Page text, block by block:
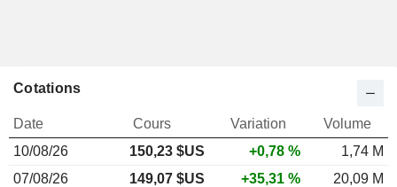
Cotations
Date Cours Variation
Volume
10/08/26
150,23 $US +0,78 %
1,74 M
07/08/26
149,07 $US +35,31 %
20,09 M